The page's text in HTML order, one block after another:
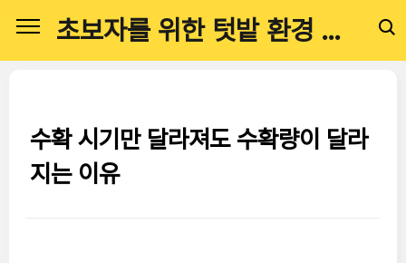
초보자를 위한 텃밭 환경 관리 전문 가이드
수확 시기만 달라져도 수확량이 달라
지는 이유